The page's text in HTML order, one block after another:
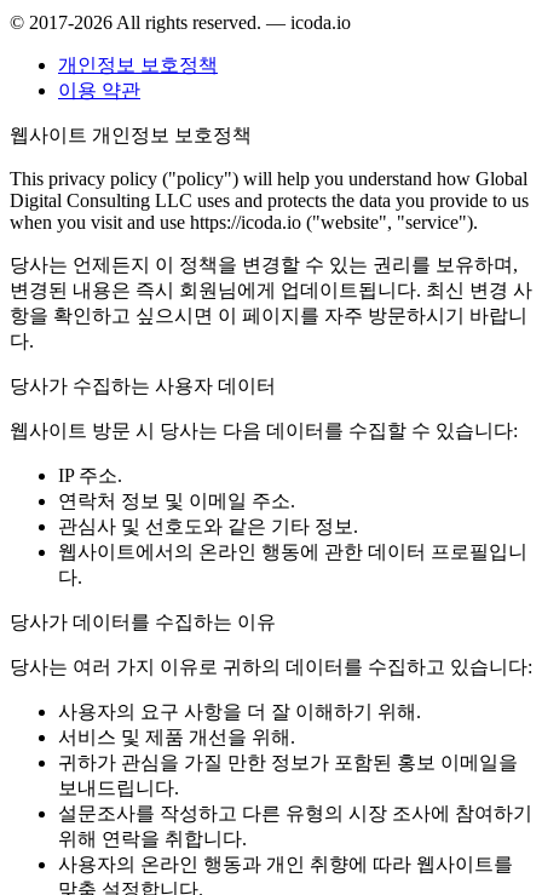
© 2017-2026 All rights reserved. — icoda.io
개인정보 보호정책
이용 약관
웹사이트 개인정보 보호정책
This privacy policy ("policy") will help you understand how Global
Digital Consulting LLC uses and protects the data you provide to us
when you visit and use https://icoda.io ("website", "service").
당사는 언제든지 이 정책을 변경할 수 있는 권리를 보유하며,
변경된 내용은 즉시 회원님에게 업데이트됩니다. 최신 변경 사
항을 확인하고 싶으시면 이 페이지를 자주 방문하시기 바랍니
다.
당사가 수집하는 사용자 데이터
웹사이트 방문 시 당사는 다음 데이터를 수집할 수 있습니다:
IP 주소.
연락처 정보 및 이메일 주소.
관심사 및 선호도와 같은 기타 정보.
웹사이트에서의 온라인 행동에 관한 데이터 프로필입니
다.
당사가 데이터를 수집하는 이유
당사는 여러 가지 이유로 귀하의 데이터를 수집하고 있습니다:
사용자의 요구 사항을 더 잘 이해하기 위해.
서비스 및 제품 개선을 위해.
귀하가 관심을 가질 만한 정보가 포함된 홍보 이메일을
보내드립니다.
설문조사를 작성하고 다른 유형의 시장 조사에 참여하기
위해 연락을 취합니다.
사용자의 온라인 행동과 개인 취향에 따라 웹사이트를
맞춤 설정합니다.